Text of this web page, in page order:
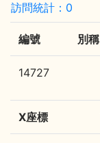
訪問統計：0
編號 別稱
14727
X座標